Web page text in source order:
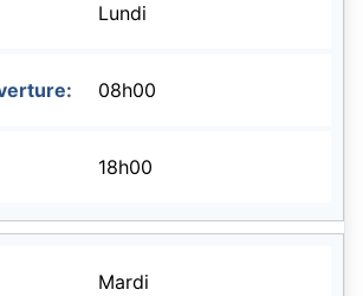
Lundi
08h00
18h00
Mardi